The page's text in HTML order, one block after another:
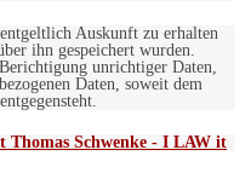
Auskunft zu erhalten
ihn gespeichert wurden.
unrichtiger Daten,
Daten, soweit dem
Thomas Schwenke - I LAW it